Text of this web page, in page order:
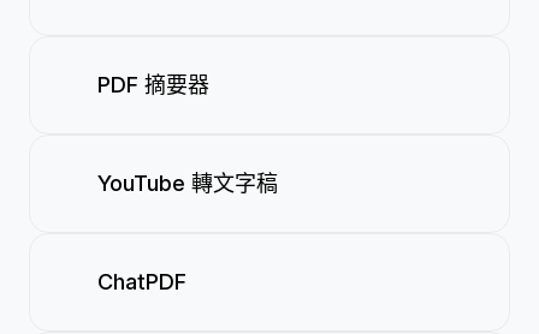
PDF 摘要器
YouTube 轉文字稿
ChatPDF